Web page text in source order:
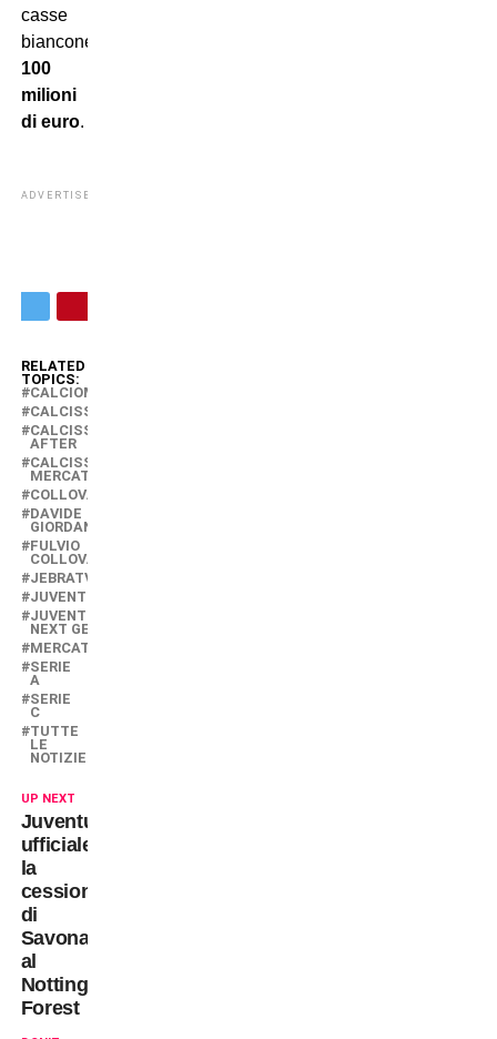
casse
bianconere
100
milioni
di euro.
ADVERTISEMENT
RELATED
TOPICS:
CALCIOMERCATO
CALCISSIMO
CALCISSIMO
AFTER
CALCISSIMO
MERCATO
COLLOVATI
DAVIDE
GIORDANA
FULVIO
COLLOVATI
JEBRATV
JUVENTUS
JUVENTUS
NEXT GEN
MERCATO
SERIE
A
SERIE
C
TUTTE
LE
NOTIZIE
UP NEXT
Juventus:
ufficiale
la
cessione
di
Savona
al
Nottingham
Forest